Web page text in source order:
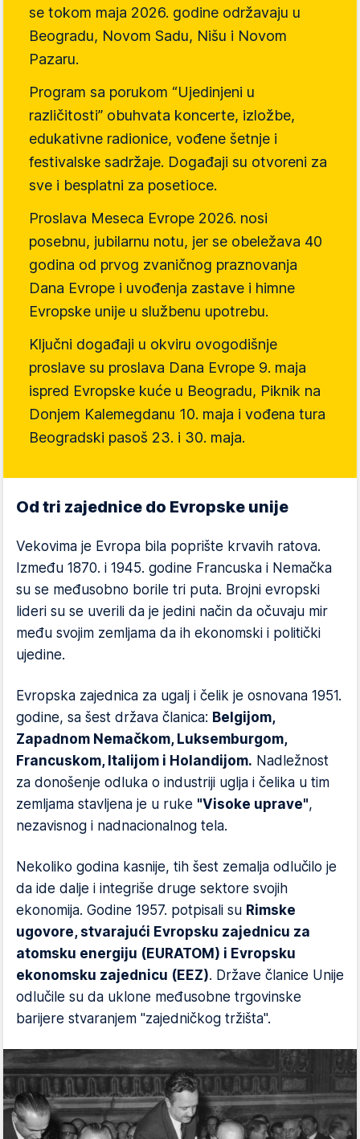
se tokom maja 2026. godine održavaju u
Beogradu, Novom Sadu, Nišu i Novom
Pazaru.
Program sa porukom “Ujedinjeni u
različitosti” obuhvata koncerte, izložbe,
edukativne radionice, vođene šetnje i
festivalske sadržaje. Događaji su otvoreni za
sve i besplatni za posetioce.
Proslava Meseca Evrope 2026. nosi
posebnu, jubilarnu notu, jer se obeležava 40
godina od prvog zvaničnog praznovanja
Dana Evrope i uvođenja zastave i himne
Evropske unije u službenu upotrebu.
Ključni događaji u okviru ovogodišnje
proslave su proslava Dana Evrope 9. maja
ispred Evropske kuće u Beogradu, Piknik na
Donjem Kalemegdanu 10. maja i vođena tura
Beogradski pasoš 23. i 30. maja.
Od tri zajednice do Evropske unije
Vekovima je Evropa bila poprište krvavih ratova.
Između 1870. i 1945. godine Francuska i Nemačka
su se međusobno borile tri puta. Brojni evropski
lideri su se uverili da je jedini način da očuvaju mir
među svojim zemljama da ih ekonomski i politički
ujedine.
Evropska zajednica za ugalj i čelik je osnovana 1951.
godine, sa šest država članica: Belgijom,
Zapadnom Nemačkom, Luksemburgom,
Francuskom, Italijom i Holandijom. Nadležnost
za donošenje odluka o industriji uglja i čelika u tim
zemljama stavljena je u ruke "Visoke uprave",
nezavisnog i nadnacionalnog tela.
Nekoliko godina kasnije, tih šest zemalja odlučilo je
da ide dalje i integriše druge sektore svojih
ekonomija. Godine 1957. potpisali su Rimske
ugovore, stvarajući Evropsku zajednicu za
atomsku energiju (EURATOM) i Evropsku
ekonomsku zajednicu (EEZ). Države članice Unije
odlučile su da uklone međusobne trgovinske
barijere stvaranjem "zajedničkog tržišta".